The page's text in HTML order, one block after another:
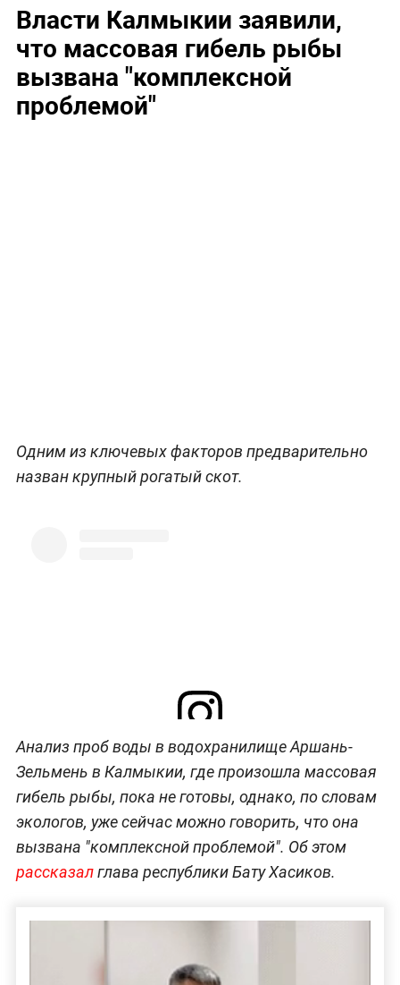
Власти Калмыкии заявили,
что массовая гибель рыбы
вызвана "комплексной
проблемой"
Одним из ключевых факторов предварительно
назван крупный рогатый скот.
массовой гибели рыбы с представителями
Анализ проб воды в водохранилище Аршань-
Зельмень в Калмыкии, где произошла массовая
гибель рыбы, пока не готовы, однако, по словам
экологов, уже сейчас можно говорить, что она
вызвана "комплексной проблемой". Об этом
рассказалглава республики Бату Хасиков.